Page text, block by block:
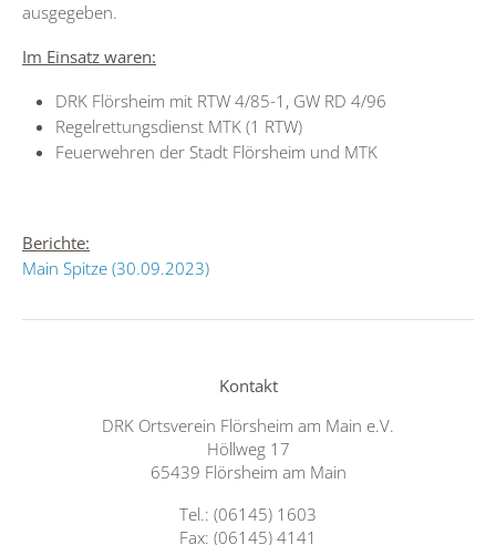
ausgegeben.
Im Einsatz waren:
DRK Flörsheim mit RTW 4/85-1, GW RD 4/96
Regelrettungsdienst MTK (1 RTW)
Feuerwehren der Stadt Flörsheim und MTK
Berichte:
Main Spitze (30.09.2023)
Kontakt
DRK Ortsverein Flörsheim am Main e.V.
Höllweg 17
65439 Flörsheim am Main
Tel.: (06145) 1603
Fax: (06145) 4141